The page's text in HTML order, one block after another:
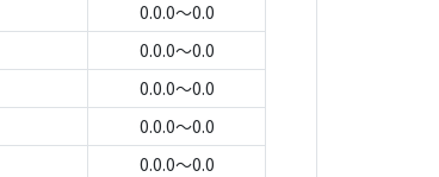
0.0.0～0.0
0.0.0～0.0
0.0.0～0.0
0.0.0～0.0
0.0.0～0.0